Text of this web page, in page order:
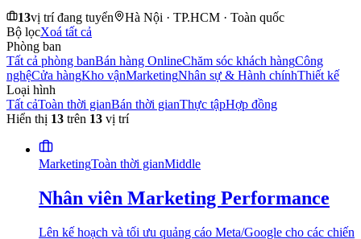
13vị trí đang tuyển
Hà Nội · TP.HCM · Toàn quốc
Bộ lọcXoá tất cả
Phòng ban
Tất cả phòng banBán hàng OnlineChăm sóc khách hàngCông
nghệCửa hàngKho vậnMarketingNhân sự & Hành chínhThiết kế
Loại hình
Tất cảToàn thời gianBán thời gianThực tậpHợp đồng
Hiển thị 13 trên 13 vị trí
MarketingToàn thời gianMiddle
Nhân viên Marketing Performance
Lên kế hoạch và tối ưu quảng cáo Meta/Google cho các chiến